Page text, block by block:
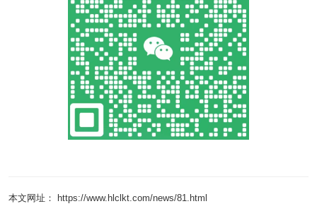
本文网址： https://www.hlclkt.com/news/81.html